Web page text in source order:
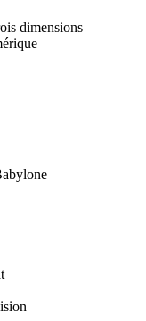
dimensions